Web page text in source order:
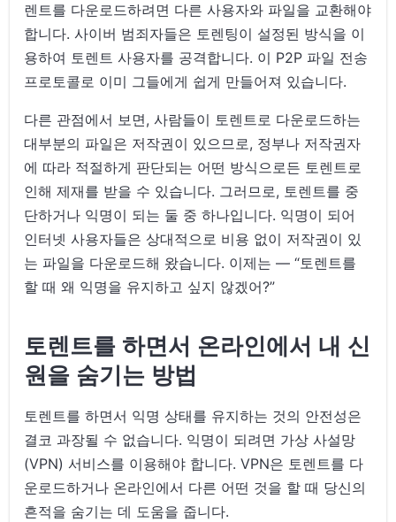
렌트를 다운로드하려면 다른 사용자와 파일을 교환해야
합니다. 사이버 범죄자들은 토렌팅이 설정된 방식을 이
용하여 토렌트 사용자를 공격합니다. 이 P2P 파일 전송
프로토콜로 이미 그들에게 쉽게 만들어져 있습니다.
다른 관점에서 보면, 사람들이 토렌트로 다운로드하는
대부분의 파일은 저작권이 있으므로, 정부나 저작권자
에 따라 적절하게 판단되는 어떤 방식으로든 토렌트로
인해 제재를 받을 수 있습니다. 그러므로, 토렌트를 중
단하거나 익명이 되는 둘 중 하나입니다. 익명이 되어
인터넷 사용자들은 상대적으로 비용 없이 저작권이 있
는 파일을 다운로드해 왔습니다. 이제는 — “토렌트를
할 때 왜 익명을 유지하고 싶지 않겠어?”
토렌트를 하면서 온라인에서 내 신
원을 숨기는 방법
토렌트를 하면서 익명 상태를 유지하는 것의 안전성은
결코 과장될 수 없습니다. 익명이 되려면 가상 사설망
(VPN) 서비스를 이용해야 합니다. VPN은 토렌트를 다
운로드하거나 온라인에서 다른 어떤 것을 할 때 당신의
흔적을 숨기는 데 도움을 줍니다.